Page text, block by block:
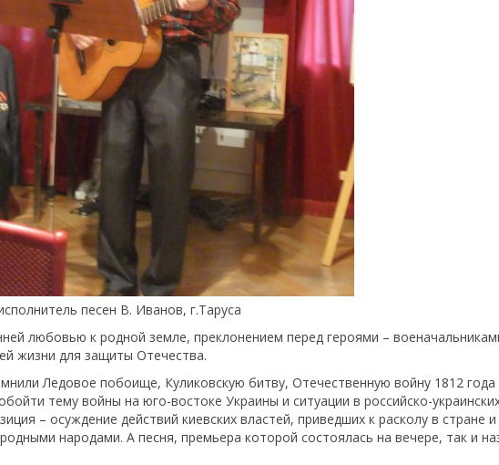
песен В. Иванов, г.Таруса
любовью к родной земле, преклонением перед героями –
жизни для защиты Отечества.
Ледовое побоище, Куликовскую битву, Отечественную войну 1812 года
тему войны на юго-востоке Украины и ситуации в российско-
– осуждение действий киевских властей, приведших к расколу в стране и
народами. А песня, премьера которой состоялась на вечере, так и